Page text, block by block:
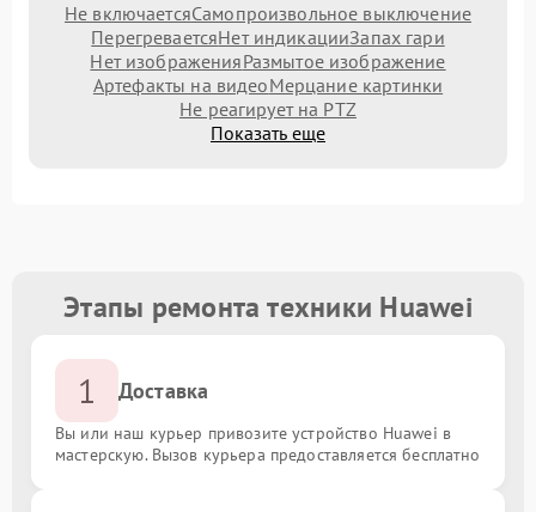
Не включаетсяСамопроизвольное выключение
ПерегреваетсяНет индикацииЗапах гари
Нет изображенияРазмытое изображение
Артефакты на видеоМерцание картинки
Не реагирует на PTZ
Показать еще
Этапы ремонта техники Huawei
1 Доставка
Вы или наш курьер привозите устройство Huawei в
мастерскую. Вызов курьера предоставляется бесплатно